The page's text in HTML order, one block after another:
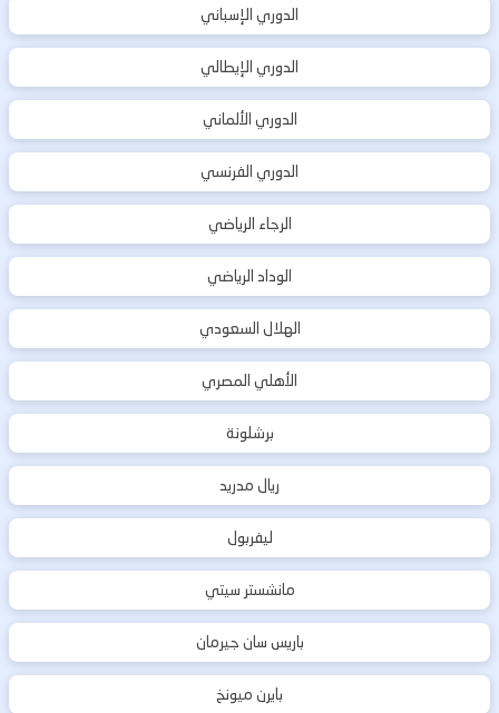
الدوري الإسباني
الدوري الإيطالي
الدوري الألماني
الدوري الفرنسي
الرجاء الرياضي
الوداد الرياضي
الهلال السعودي
الأهلي المصري
برشلونة
ريال مدريد
ليفربول
مانشستر سيتي
باريس سان جيرمان
بايرن ميونخ